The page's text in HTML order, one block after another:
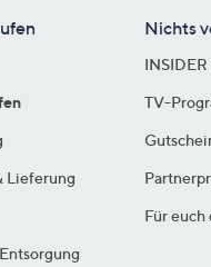
Lieferung
Nichts
TV-
Für euch